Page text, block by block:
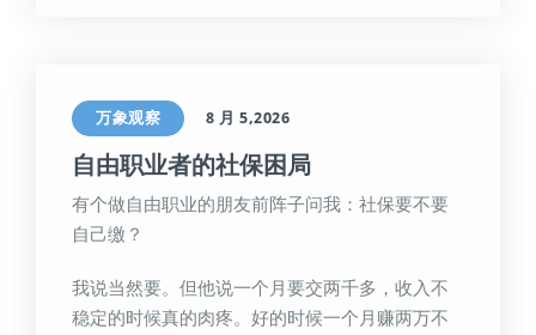
万象观察 8 月 5,2026
自由职业者的社保困局
有个做自由职业的朋友前阵子问我：社保要不要
自己缴？
我说当然要。但他说一个月要交两千多，收入不
稳定的时候真的肉疼。好的时候一个月赚两万不